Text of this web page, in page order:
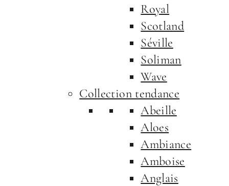
Royal
Scotland
Séville
Soliman
Wave
Collection tendance
Abeille
Aloes
Ambiance
Amboise
Anglais